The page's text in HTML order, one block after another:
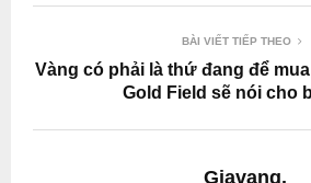
BÀI VIẾT TIẾP THEO
Vàng có phải là thứ đang để
Gold Field sẽ nói cho
Giavang.